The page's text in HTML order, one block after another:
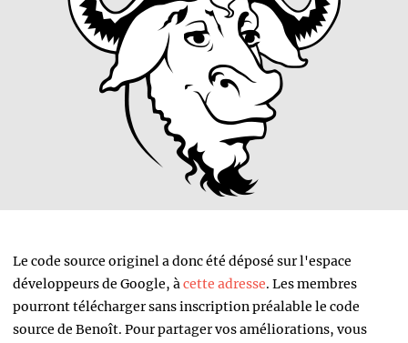
Le code source originel a donc été déposé sur l'espace
développeurs de Google, àcette adresse. Les membres
pourront télécharger sans inscription préalable le code
source de Benoît. Pour partager vos améliorations, vous